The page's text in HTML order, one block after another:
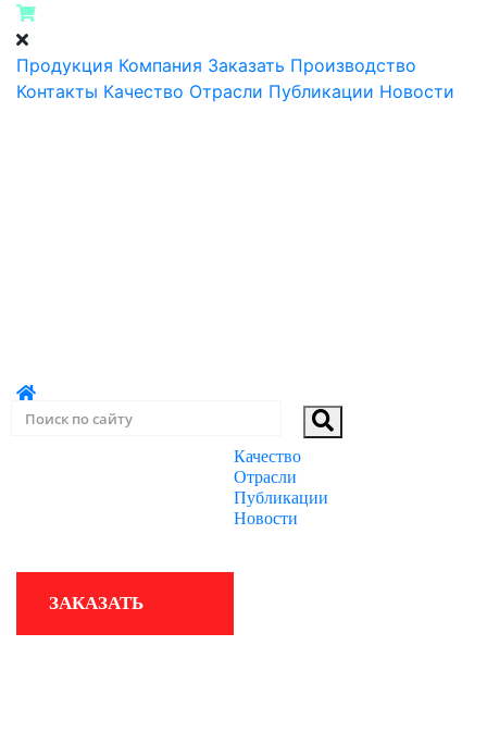
Продукция Компания Заказать Производство
Контакты Качество Отрасли Публикации Новости
ЗАКАЗАТЬ
Качество
Отрасли
Публикации
Новости